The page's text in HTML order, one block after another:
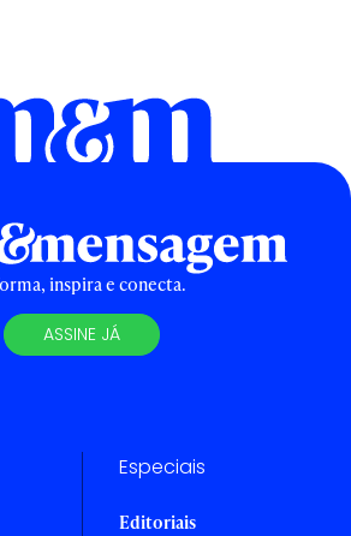
inspira e conecta.
ASSINE JÁ
Especiais
Editoriais